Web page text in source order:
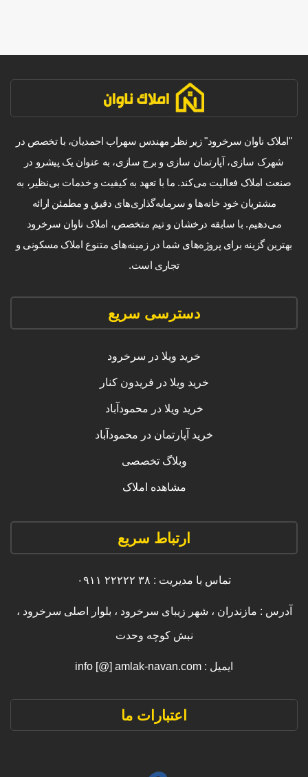
"املاک ناوان سرخرود" زیر نظر مهندس سهراب احمدیان، با تخصص در
شهرک سازی، آپارتمان سازی و برج سازی، به عنوان یک پیشرو در
صنعت املاک فعالیت می‌کند. ما با تعهد به کیفیت و خدمات بی‌نظیر، به
مشتریان خود خانه‌ها و سرمایه‌گذاری‌های دقیق و مطمئن ارائه
می‌دهیم. با سابقه درخشان و تیم متخصص، املاک ناوان سرخرود
بهترین گزینه برای پروژه‌های شما در زمینه‌های متنوع املاک مسکونی و
تجاری است.
دسترسی سریع
خرید ویلا در سرخرود
خرید ویلا در فریدون کنار
خرید ویلا در محمودآباد
خرید آپارتمان در محمودآباد
وبلاگ تخصصی
مشاهده املاک
ارتباط سریع
تماس با مدیریت : ۳۸ ۲۲۲۲۲ ۰۹۱۱
آدرس : مازندران ، شهر زیبای سرخرود ، بلوار اصلی سرخرود ،
نبش کوچه وحدت
ایمیل : info [@] amlak-navan.com
اعتبارات ما